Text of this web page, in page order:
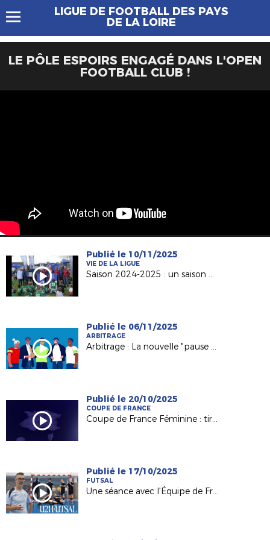
LIGUE DE FOOTBALL DES PAYS
DE LA LOIRE
LE PÔLE ESPOIRS ENGAGÉ DANS L'OPEN
FOOTBALL CLUB !
Publié le 10/11/2025
VIE DE LA LIGUE
Saison 2024-2025 : un saison historique !
Publié le 06/11/2025
ARBITRAGE
Arbitrage : La nouvelle "pause d'apaisement" déployée en LFPL
Publié le 20/10/2025
COUPE DE FRANCE
Coupe de France Féminine : tirage du 4e tour
Publié le 17/10/2025
FUTSAL
Une séance avec l'Équipe de France U21 Futsal d'Arnaud Vaucelle (CTR Ligue)